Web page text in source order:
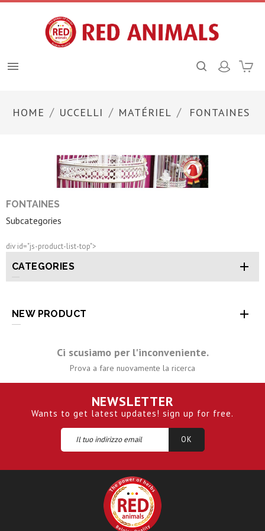

HOME UCCELLI MATÉRIEL FONTAINES
FONTAINES
Subcategories
div id="js-product-list-top">
CATEGORIES 
NEW PRODUCT 
Ci scusiamo per l'inconveniente.
Prova a fare nuovamente la ricerca
NEWSLETTER
Wants to get latest updates! sign up for free.